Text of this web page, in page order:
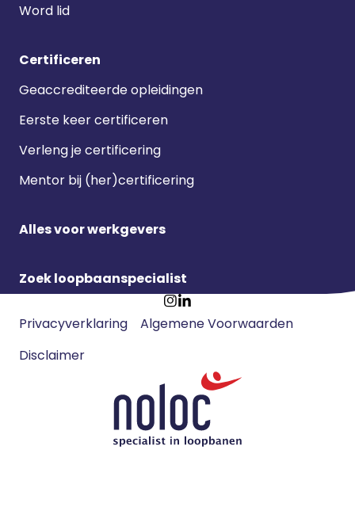
Word lid
Certificeren
Geaccrediteerde opleidingen
Eerste keer certificeren
Verleng je certificering
Mentor bij (her)certificering
Alles voor werkgevers
Zoek loopbaanspecialist
GaGa
Footer
navigatie
Privacyverklaring
Algemene Voorwaarden
Disclaimer